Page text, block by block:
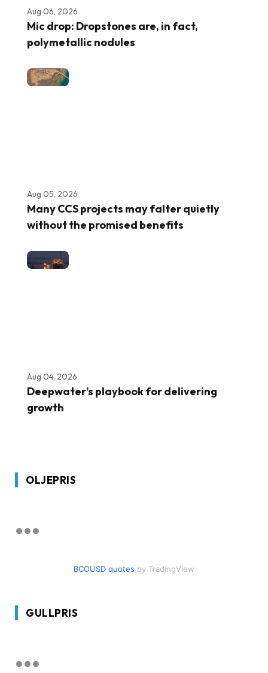
Aug 06, 2026
Mic drop: Dropstones are, in fact,
polymetallic nodules
Aug 05, 2026
Many CCS projects may falter quietly
without the promised benefits
Aug 04, 2026
Deepwater’s playbook for delivering
growth
OLJEPRIS
BCOUSD quotes by TradingView
GULLPRIS